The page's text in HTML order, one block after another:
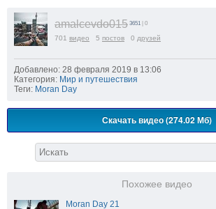
amalcevdo015 3651 | 0
701 видео 5 постов 0 друзей
Добавлено: 28 февраля 2019 в 13:06
Категория: Мир и путешествия
Теги: Moran Day
Скачать видео (274.02 Мб)
Похожее видео
Moran Day 21